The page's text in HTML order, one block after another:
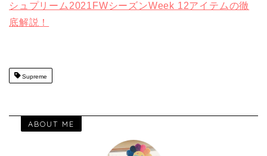
シュプリーム2021FWシーズンWeek 12アイテムの徹
底解説！
Supreme
ABOUT ME